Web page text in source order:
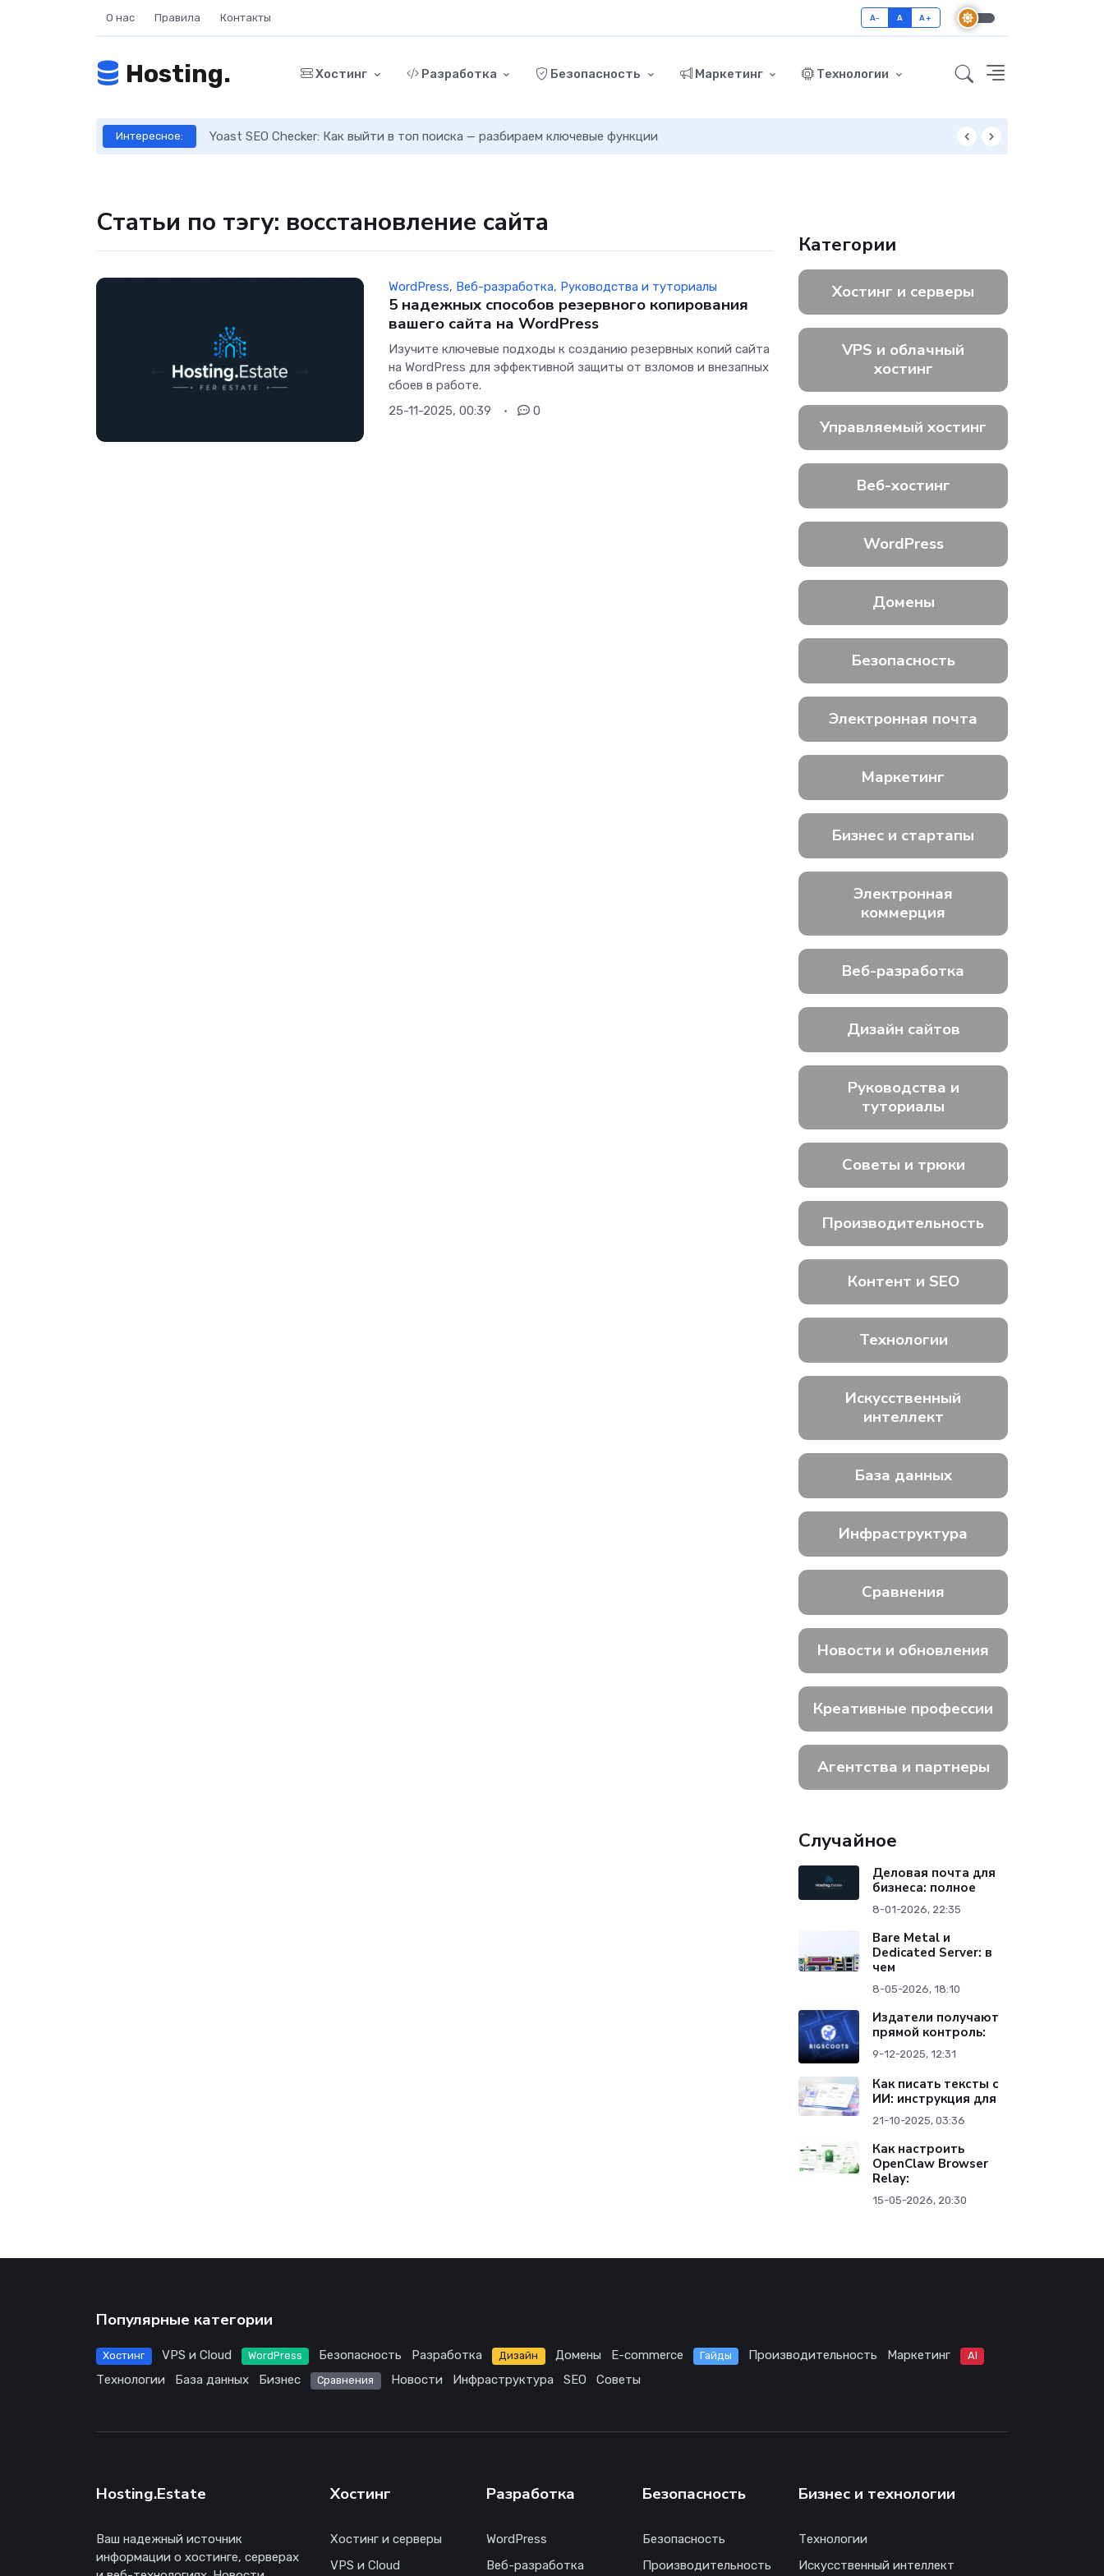
О нас Правила Контакты A- A A+
Hosting. Хостинг Разработка Безопасность Маркетинг Технологии
Интересное: Yoast SEO Checker: Как выйти в топ поиска — разбираем ключевые функции
Статьи по тэгу: восстановление сайта
WordPress, Веб-разработка, Руководства и туториалы
5 надежных способов резервного копирования
вашего сайта на WordPress
Изучите ключевые подходы к созданию резервных копий сайта
на WordPress для эффективной защиты от взломов и внезапных
сбоев в работе.
25-11-2025, 00:39
0
Категории
Хостинг и серверы
VPS и облачный
хостинг
Управляемый хостинг
Веб-хостинг
WordPress
Домены
Безопасность
Электронная почта
Маркетинг
Бизнес и стартапы
Электронная
коммерция
Веб-разработка
Дизайн сайтов
Руководства и
туториалы
Советы и трюки
Производительность
Контент и SEO
Технологии
Искусственный
интеллект
База данных
Инфраструктура
Сравнения
Новости и обновления
Креативные профессии
Агентства и партнеры
Случайное
Деловая почта для
бизнеса: полное
8-01-2026, 22:35
Bare Metal и
Dedicated Server: в
чем
8-05-2026, 18:10
Издатели получают
прямой контроль:
9-12-2025, 12:31
Как писать тексты с
ИИ: инструкция для
21-10-2025, 03:36
Как настроить
OpenClaw Browser
Relay:
15-05-2026, 20:30
Популярные категории
Хостинг VPS и Cloud WordPress Безопасность Разработка Дизайн Домены E-commerce Гайды Производительность Маркетинг AI
Технологии База данных Бизнес Сравнения Новости Инфраструктура SEO Советы
Hosting.Estate
Ваш надежный источник
информации о хостинге, серверах
Хостинг
Хостинг и серверы
VPS и Cloud
Разработка
WordPress
Веб-разработка
Безопасность
Безопасность
Производительность
Бизнес и технологии
Технологии
Искусственный интеллект